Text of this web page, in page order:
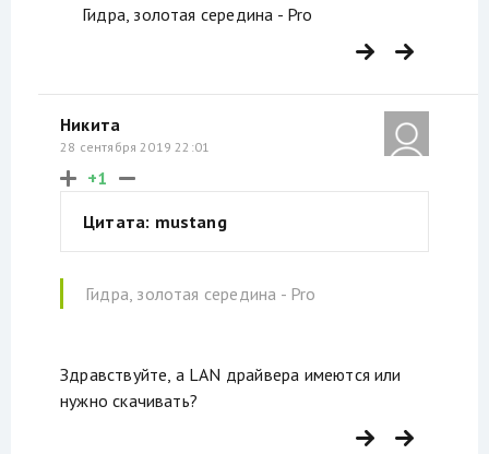
Гидра, золотая середина - Pro
Никита
28 сентября 2019 22:01
+1
Цитата: mustang
Гидра, золотая середина - Pro
Здравствуйте, а LAN драйвера имеются или
нужно скачивать?